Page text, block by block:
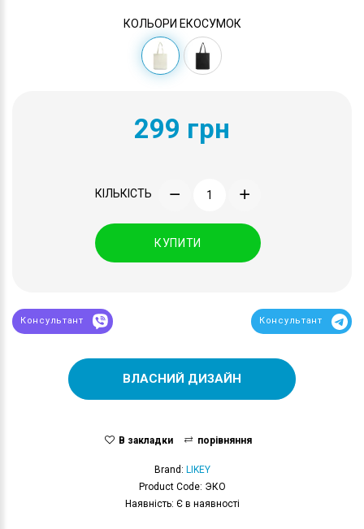
КОЛЬОРИ ЕКОСУМОК
299 грн
КІЛЬКІСТЬ
КУПИТИ
Консультант Консультант
ВЛАСНИЙ ДИЗАЙН
В закладки порівняння
Brand: LIKEY
Product Code: ЭКО
Наявність: Є в наявності